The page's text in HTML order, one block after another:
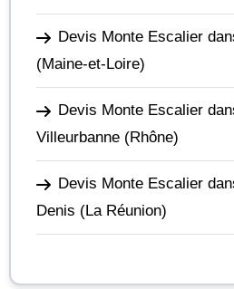
Devis Monte Escalier
(Maine-et-Loire)
Devis Monte Escalier
Villeurbanne (Rhône)
Devis Monte Escalier
Denis (La Réunion)